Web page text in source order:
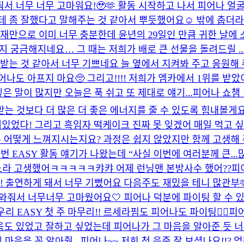
너무 너무 고마워요!🥹🫶 활동 시작하고 나서 피어나 얼
좀 잘했다고 말해주는 것 같아서 뿌듯했어요☺️ 밖에 춥더
만으로 이미 너무 충분한데 윤년의 29일인 만큼 귀한 날
궁금해지네요… 그 때는 저희가 배로 큰 선물을 돌려드릴
는 것 같아서 너무 기쁘네요 늘 옆에서 지켜봐 주고 응원해
도 아프지 마요🥺 그리고!!!! 저희가 엠카에서 1위를 받
말이 많지만 오늘은 푹 쉬고 또 제대로 얘기...피어나 쇼
것보다 더 많은 더 좋은 에너지를 줄 수 있도록 힘내볼게
었다! 그리고 흑임자 떡케이크 진짜 못 잊겠어 매일 먹고
떻게 느껴지시는지요? 과정은 쉽지 않았지만 함께 고생
EASY 활동 얘기가 나왔는데 “사실 이번에 여러분께 큰...
고생했어ㅋㅋㅋㅋㅋ캬캬 어제 런닝맨 본방사수 했어??피
연하게 돼서 너무 기뻤어요 다음주도 재밌을 테니 많관부
서 너무너무 고마웠어요🤍 피어나 덕분에 파이팅 할 수
EASY 첫 주 마무리!! 르세라핌도 피어나도 파이팅❤️‍🔥피
있었고 잘하고 싶었는데 피어나가 그 마음을 알아준 듯